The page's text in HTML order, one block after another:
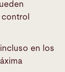
en los